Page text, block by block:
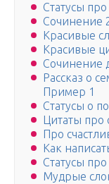
Статусы
Сочинение
Красивые
Красивые
Сочинение
Рассказ о
Пример 1
Статусы о
Цитаты про
Про
Как
Статусы
Мудрые